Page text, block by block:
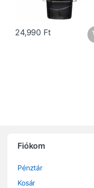
24,990 Ft
Fiókom
Pénztár
Kosár